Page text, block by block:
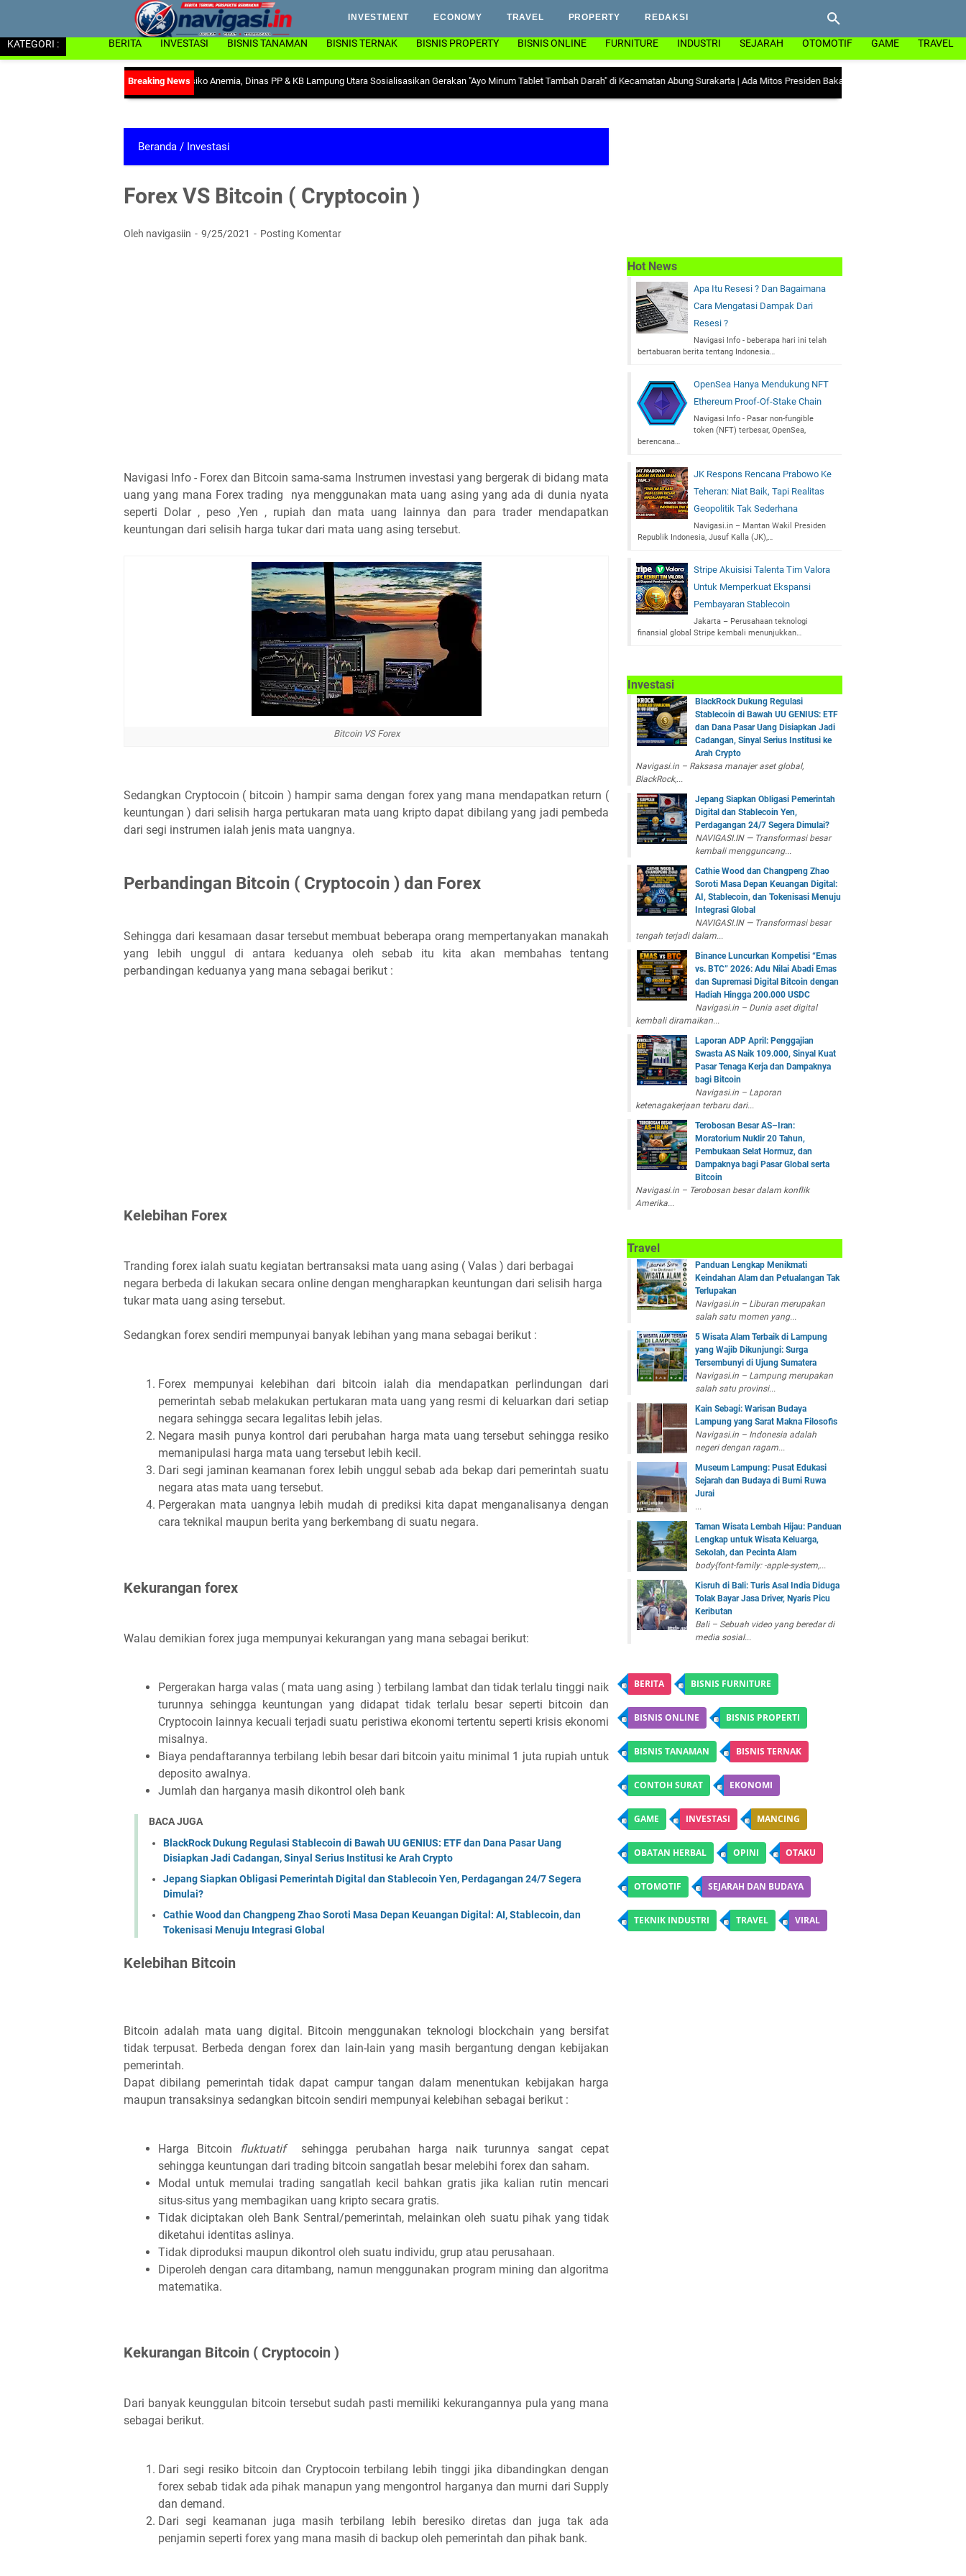
INVESTMENT ECONOMY TRAVEL PROPERTY REDAKSI
KATEGORI : BERITA INVESTASI BISNIS TANAMAN BISNIS TERNAK BISNIS PROPERTY BISNIS ONLINE FURNITURE INDUSTRI SEJARAH OTOMOTIF GAME TRAVEL
Tekan Risiko Anemia, Dinas PP & KB Lampung Utara Sosialisasikan Gerakan "Ayo Minum Tablet Tambah Darah" di Kecamatan Abung Surakarta| Ada Mitos Presiden Bakal Lengser Jika Datang ke Kediri,
Beranda / Investasi
Forex VS Bitcoin ( Cryptocoin )
Oleh navigasiin 9/25/2021 Posting Komentar
Navigasi Info - Forex dan Bitcoin sama-sama Instrumen investasi yang bergerak di bidang mata
uang yang mana Forex trading nya menggunakan mata uang asing yang ada di dunia nyata
seperti Dolar , peso ,Yen , rupiah dan mata uang lainnya dan para trader mendapatkan
keuntungan dari selisih harga tukar dari mata uang asing tersebut.
Bitcoin VS Forex
Sedangkan Cryptocoin ( bitcoin ) hampir sama dengan forex yang mana mendapatkan return (
keuntungan ) dari selisih harga pertukaran mata uang kripto dapat dibilang yang jadi pembeda
dari segi instrumen ialah jenis mata uangnya.
Perbandingan Bitcoin ( Cryptocoin ) dan Forex
Sehingga dari kesamaan dasar tersebut membuat beberapa orang mempertanyakan manakah
yang lebih unggul di antara keduanya oleh sebab itu kita akan membahas tentang
perbandingan keduanya yang mana sebagai berikut :
Kelebihan Forex
Tranding forex ialah suatu kegiatan bertransaksi mata uang asing ( Valas ) dari berbagai
negara berbeda di lakukan secara online dengan mengharapkan keuntungan dari selisih harga
tukar mata uang asing tersebut.
Sedangkan forex sendiri mempunyai banyak lebihan yang mana sebagai berikut :
Forex mempunyai kelebihan dari bitcoin ialah dia mendapatkan perlindungan dari
pemerintah sebab melakukan pertukaran mata uang yang resmi di keluarkan dari setiap
negara sehingga secara legalitas lebih jelas.
Negara masih punya kontrol dari perubahan harga mata uang tersebut sehingga resiko
memanipulasi harga mata uang tersebut lebih kecil.
Dari segi jaminan keamanan forex lebih unggul sebab ada bekap dari pemerintah suatu
negara atas mata uang tersebut.
Pergerakan mata uangnya lebih mudah di prediksi kita dapat menganalisanya dengan
cara teknikal maupun berita yang berkembang di suatu negara.
Kekurangan forex
Walau demikian forex juga mempunyai kekurangan yang mana sebagai berikut:
Pergerakan harga valas ( mata uang asing ) terbilang lambat dan tidak terlalu tinggi naik
turunnya sehingga keuntungan yang didapat tidak terlalu besar seperti bitcoin dan
Cryptocoin lainnya kecuali terjadi suatu peristiwa ekonomi tertentu seperti krisis ekonomi
misalnya.
Biaya pendaftarannya terbilang lebih besar dari bitcoin yaitu minimal 1 juta rupiah untuk
deposito awalnya.
Jumlah dan harganya masih dikontrol oleh bank
BACA JUGA
BlackRock Dukung Regulasi Stablecoin di Bawah UU GENIUS: ETF dan Dana Pasar Uang
Disiapkan Jadi Cadangan, Sinyal Serius Institusi ke Arah Crypto
Jepang Siapkan Obligasi Pemerintah Digital dan Stablecoin Yen, Perdagangan 24/7 Segera
Dimulai?
Cathie Wood dan Changpeng Zhao Soroti Masa Depan Keuangan Digital: AI, Stablecoin, dan
Tokenisasi Menuju Integrasi Global
Kelebihan Bitcoin
Bitcoin adalah mata uang digital. Bitcoin menggunakan teknologi blockchain yang bersifat
tidak terpusat. Berbeda dengan forex dan lain-lain yang masih bergantung dengan kebijakan
pemerintah.
Dapat dibilang pemerintah tidak dapat campur tangan dalam menentukan kebijakan harga
maupun transaksinya sedangkan bitcoin sendiri mempunyai kelebihan sebagai berikut :
Harga Bitcoin fluktuatifsehingga perubahan harga naik turunnya sangat cepat
sehingga keuntungan dari trading bitcoin sangatlah besar melebihi forex dan saham.
Modal untuk memulai trading sangatlah kecil bahkan gratis jika kalian rutin mencari
situs-situs yang membagikan uang kripto secara gratis.
Tidak diciptakan oleh Bank Sentral/pemerintah, melainkan oleh suatu pihak yang tidak
diketahui identitas aslinya.
Tidak diproduksi maupun dikontrol oleh suatu individu, grup atau perusahaan.
Diperoleh dengan cara ditambang, namun menggunakan program mining dan algoritma
matematika.
Kekurangan Bitcoin ( Cryptocoin )
Dari banyak keunggulan bitcoin tersebut sudah pasti memiliki kekurangannya pula yang mana
sebagai berikut.
Dari segi resiko bitcoin dan Cryptocoin terbilang lebih tinggi jika dibandingkan dengan
forex sebab tidak ada pihak manapun yang mengontrol harganya dan murni dari Supply
dan demand.
Dari segi keamanan juga masih terbilang lebih beresiko diretas dan juga tak ada
penjamin seperti forex yang mana masih di backup oleh pemerintah dan pihak bank.
Hot News
Apa Itu Resesi ? Dan Bagaimana
Cara Mengatasi Dampak Dari
Resesi ?
Navigasi Info - beberapa hari ini telah
bertabuaran berita tentang Indonesia…
OpenSea Hanya Mendukung NFT
Ethereum Proof-Of-Stake Chain
Navigasi Info - Pasar non-fungible
token (NFT) terbesar, OpenSea,
berencana…
JK Respons Rencana Prabowo Ke
Teheran: Niat Baik, Tapi Realitas
Geopolitik Tak Sederhana
Navigasi.in – Mantan Wakil Presiden
Republik Indonesia, Jusuf Kalla (JK),…
Stripe Akuisisi Talenta Tim Valora
Untuk Memperkuat Ekspansi
Pembayaran Stablecoin
Jakarta – Perusahaan teknologi
finansial global Stripe kembali menunjukkan…
Investasi
BlackRock Dukung Regulasi
Stablecoin di Bawah UU GENIUS: ETF
dan Dana Pasar Uang Disiapkan Jadi
Cadangan, Sinyal Serius Institusi ke
Arah Crypto
Navigasi.in – Raksasa manajer aset global,
BlackRock,...
Jepang Siapkan Obligasi Pemerintah
Digital dan Stablecoin Yen,
Perdagangan 24/7 Segera Dimulai?
NAVIGASI.IN — Transformasi besar
kembali mengguncang...
Cathie Wood dan Changpeng Zhao
Soroti Masa Depan Keuangan Digital:
AI, Stablecoin, dan Tokenisasi Menuju
Integrasi Global
NAVIGASI.IN — Transformasi besar
tengah terjadi dalam...
Binance Luncurkan Kompetisi “Emas
vs. BTC” 2026: Adu Nilai Abadi Emas
dan Supremasi Digital Bitcoin dengan
Hadiah Hingga 200.000 USDC
Navigasi.in – Dunia aset digital
kembali diramaikan...
Laporan ADP April: Penggajian
Swasta AS Naik 109.000, Sinyal Kuat
Pasar Tenaga Kerja dan Dampaknya
bagi Bitcoin
Navigasi.in – Laporan
ketenagakerjaan terbaru dari...
Terobosan Besar AS–Iran:
Moratorium Nuklir 20 Tahun,
Pembukaan Selat Hormuz, dan
Dampaknya bagi Pasar Global serta
Bitcoin
Navigasi.in – Terobosan besar dalam konflik
Amerika...
Travel
Panduan Lengkap Menikmati
Keindahan Alam dan Petualangan Tak
Terlupakan
Navigasi.in – Liburan merupakan
salah satu momen yang...
5 Wisata Alam Terbaik di Lampung
yang Wajib Dikunjungi: Surga
Tersembunyi di Ujung Sumatera
Navigasi.in – Lampung merupakan
salah satu provinsi...
Kain Sebagi: Warisan Budaya
Lampung yang Sarat Makna Filosofis
Navigasi.in – Indonesia adalah
negeri dengan ragam...
Museum Lampung: Pusat Edukasi
Sejarah dan Budaya di Bumi Ruwa
Jurai
...
Taman Wisata Lembah Hijau: Panduan
Lengkap untuk Wisata Keluarga,
Sekolah, dan Pecinta Alam
body{font-family: -apple-system,...
Kisruh di Bali: Turis Asal India Diduga
Tolak Bayar Jasa Driver, Nyaris Picu
Keributan
Bali – Sebuah video yang beredar di
media sosial...
BERITA BISNIS FURNITURE
BISNIS ONLINE BISNIS PROPERTI
BISNIS TANAMAN BISNIS TERNAK
CONTOH SURAT EKONOMI
GAME INVESTASI MANCING
OBATAN HERBAL OPINI OTAKU
OTOMOTIF SEJARAH DAN BUDAYA
TEKNIK INDUSTRI TRAVEL VIRAL